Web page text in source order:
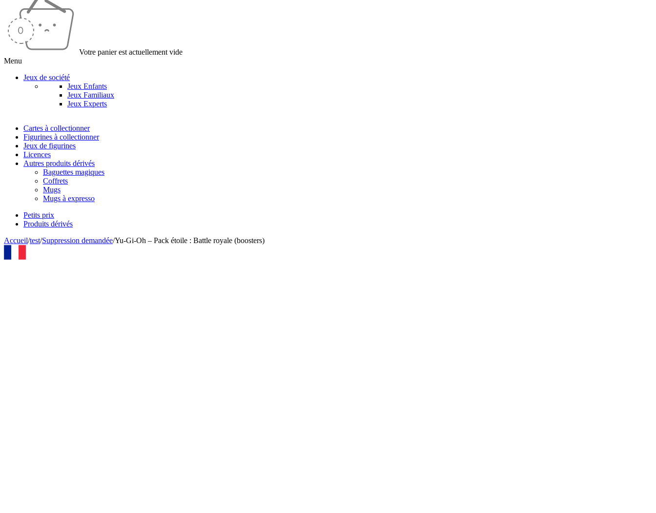
Votre panier est actuellement vide
Menu
Jeux de société
Jeux Enfants
Jeux Familiaux
Jeux Experts
Cartes à collectionner
Figurines à collectionner
Jeux de figurines
Licences
Autres produits dérivés
Baguettes magiques
Coffrets
Mugs
Mugs à expresso
Petits prix
Produits dérivés
Accueil/test/Suppression demandée/Yu-Gi-Oh – Pack étoile : Battle royale (boosters)